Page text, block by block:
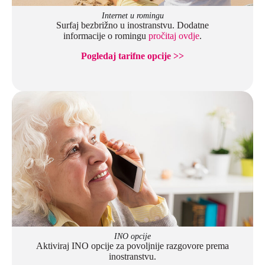
Internet u romingu
Surfaj bezbrižno u inostranstvu. Dodatne
informacije o romingu pročitaj ovdje.
Pogledaj tarifne opcije >>
INO opcije
Aktiviraj INO opcije za povoljnije razgovore prema
inostranstvu.